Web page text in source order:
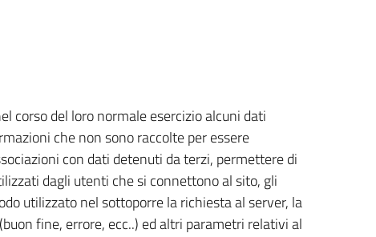
corso del loro normale esercizio alcuni dati
che non sono raccolte per essere
con dati detenuti da terzi, permettere di
dagli utenti che si connettono al sito, gli
utilizzato nel sottoporre la richiesta al server, la
fine, errore, ecc..) ed altri parametri relativi al